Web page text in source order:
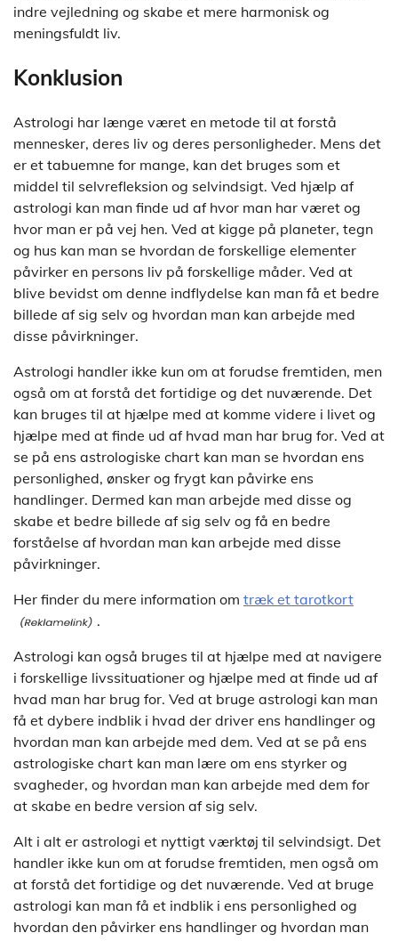
indre vejledning og skabe et mere harmonisk og
meningsfuldt liv.
Konklusion
Astrologi har længe været en metode til at forstå
mennesker, deres liv og deres personligheder. Mens det
er et tabuemne for mange, kan det bruges som et
middel til selvrefleksion og selvindsigt. Ved hjælp af
astrologi kan man finde ud af hvor man har været og
hvor man er på vej hen. Ved at kigge på planeter, tegn
og hus kan man se hvordan de forskellige elementer
påvirker en persons liv på forskellige måder. Ved at
blive bevidst om denne indflydelse kan man få et bedre
billede af sig selv og hvordan man kan arbejde med
disse påvirkninger.
Astrologi handler ikke kun om at forudse fremtiden, men
også om at forstå det fortidige og det nuværende. Det
kan bruges til at hjælpe med at komme videre i livet og
hjælpe med at finde ud af hvad man har brug for. Ved at
se på ens astrologiske chart kan man se hvordan ens
personlighed, ønsker og frygt kan påvirke ens
handlinger. Dermed kan man arbejde med disse og
skabe et bedre billede af sig selv og få en bedre
forståelse af hvordan man kan arbejde med disse
påvirkninger.
Her finder du mere information om træk et tarotkort
.
Astrologi kan også bruges til at hjælpe med at navigere
i forskellige livssituationer og hjælpe med at finde ud af
hvad man har brug for. Ved at bruge astrologi kan man
få et dybere indblik i hvad der driver ens handlinger og
hvordan man kan arbejde med dem. Ved at se på ens
astrologiske chart kan man lære om ens styrker og
svagheder, og hvordan man kan arbejde med dem for
at skabe en bedre version af sig selv.
Alt i alt er astrologi et nyttigt værktøj til selvindsigt. Det
handler ikke kun om at forudse fremtiden, men også om
at forstå det fortidige og det nuværende. Ved at bruge
astrologi kan man få et indblik i ens personlighed og
hvordan den påvirker ens handlinger og hvordan man